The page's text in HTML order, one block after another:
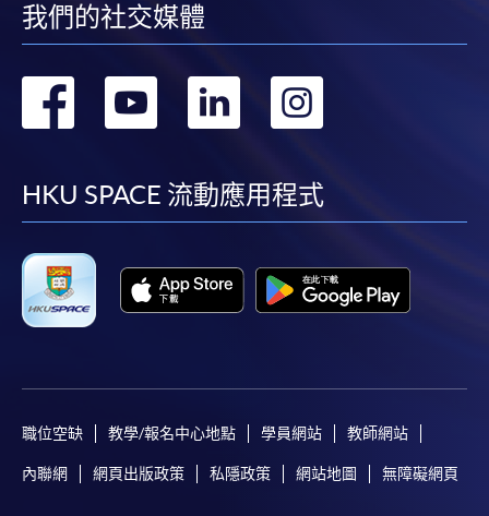
我們的社交媒體
轉
facebook
轉
youtube
轉
linkedin
轉
HKU SPACE 流動應用程式
職位空缺 教學/報名中心地點 學員網站 教師網站
內聯網 網頁出版政策 私隱政策 網站地圖 無障礙網頁